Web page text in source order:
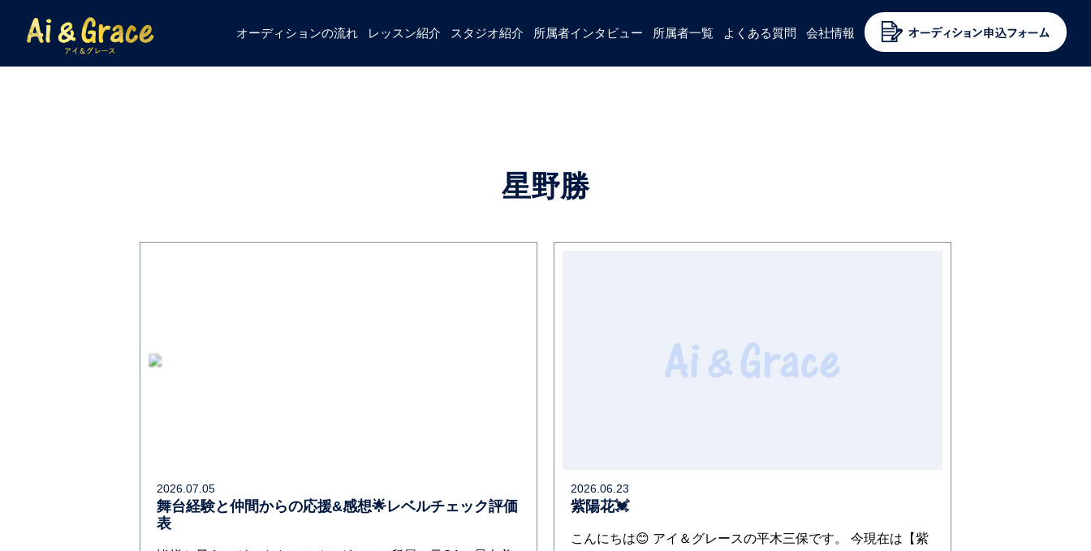
オーディションの流れ レッスン紹介 スタジオ紹介 所属者インタビュー 所属者一覧 よくある質問 会社情報
星野勝
2026.07.05
舞台経験と仲間からの応援&感想🌟レベルチェック評価
表
2026.06.23
紫陽花💓
こんにちは😊 アイ＆グレースの平木三保です。 今現在は【紫